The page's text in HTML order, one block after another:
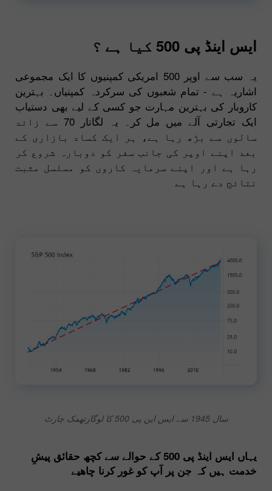
ایس اینڈ پی 500 کیا ہے ؟
یہ سب سے اوپر 500 امریکی کمپنیوں کا ایک مجموعی
اشاریہ ہے - تمام شعبوں کی سرکردہ کمپنیاں۔ بہترین
کاروبار کی بہترین مہارت جو کسی کے لیے بھی دستیاب
ایک تجارتی آلے میں مل کر۔ یہ لگاتار 70 سے زائد
سالوں سے بڑھ رہا ہے، ہر ایک کساد بازاری کے
بعد اپنے اوپر کی جانب سفر کو دوبارہ شروع کر
رہا ہے اور اپنے سرمایہ کاروں کو مسلسل مثبت
نتائج دے رہا ہے
سال 1945 سے ایس این پی 500 کا لوگارتھمک چارٹ
یہاں ایس اینڈ پی 500 کے حوالے سے کچھ حقائق پیشِ
خدمت ہیں کہ جن پر آپ کو غور کرنا چاھیے